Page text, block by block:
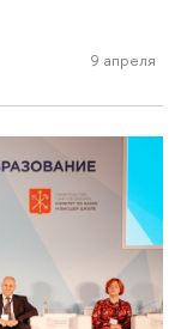
9 апреля